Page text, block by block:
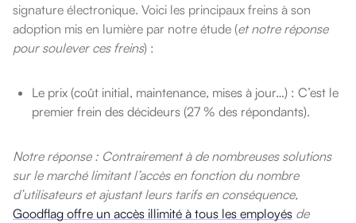
signature électronique. Voici les principaux freins à son
adoption mis en lumière par notre étude (et notre réponse
pour soulever ces freins) :
Le prix (coût initial, maintenance, mises à jour…) : C’est le
premier frein des décideurs (27 % des répondants).
Notre réponse : Contrairement à de nombreuses solutions
sur le marché limitant l’accès en fonction du nombre
d’utilisateurs et ajustant leurs tarifs en conséquence,
Goodflag offre un accès illimité à tous les employés de